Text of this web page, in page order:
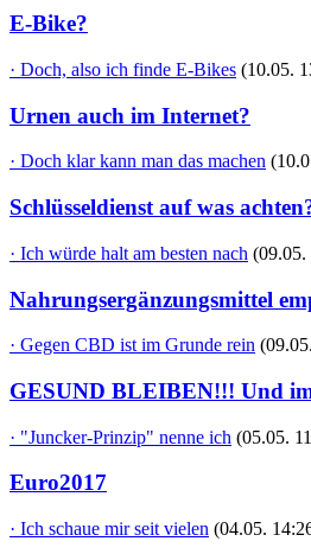
E-Bike?
· Doch, also ich finde E-Bikes (10.05.
Urnen auch im Internet?
· Doch klar kann man das machen
Schlüsseldienst auf was
· Ich würde halt am besten nach (09.05.
Nahrungsergänzungsmittel
· Gegen CBD ist im Grunde rein
GESUND BLEIBEN!!! Und
· "Juncker-Prinzip" nenne ich (05.05.
Euro2017
· Ich schaue mir seit vielen (04.05.